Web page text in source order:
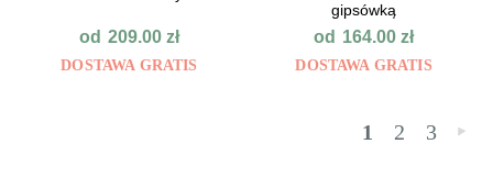
od 209.00 zł
DOSTAWA GRATIS
gipsówką
od 164.00zł
DOSTAWA GRATIS
1 2 3 »